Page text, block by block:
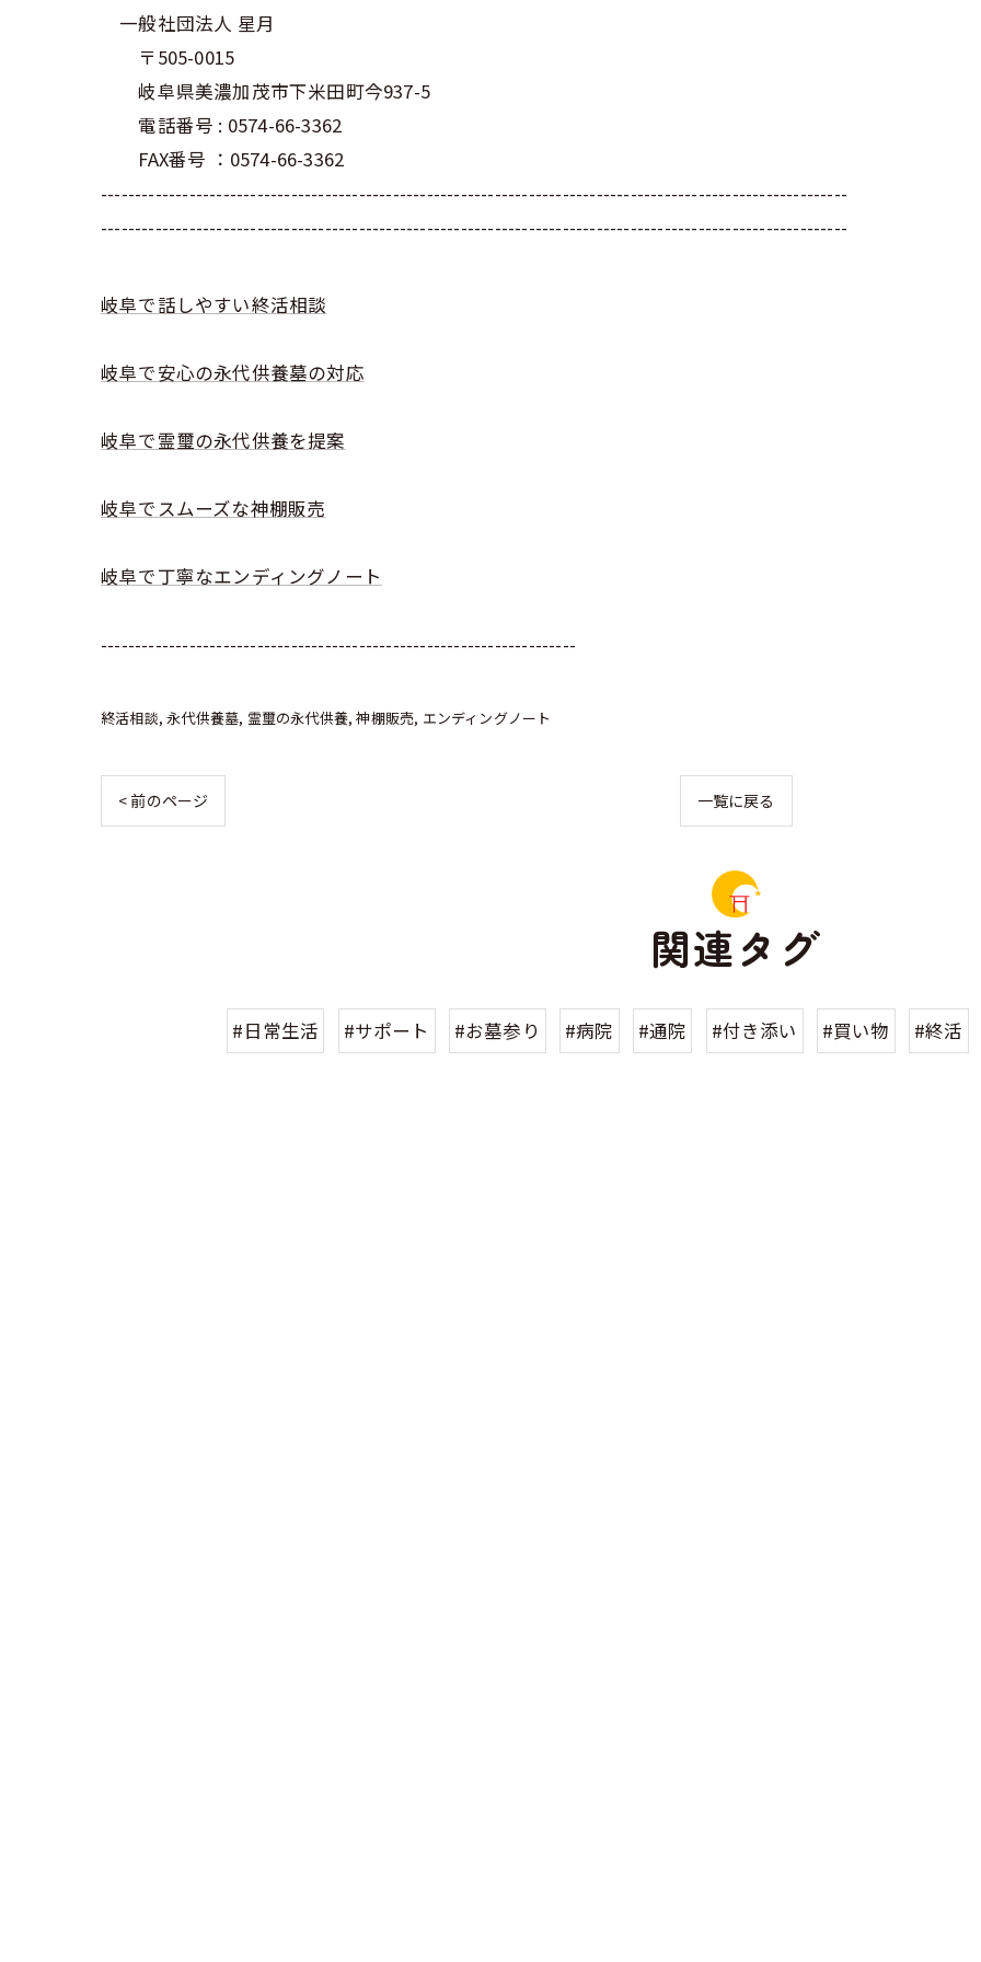
一般社団法人 星月
〒505-0015
岐阜県美濃加茂市下米田町今937-5
電話番号 : 0574-66-3362
FAX番号 ：0574-66-3362
--------------------------------------------------------------------------------------------------------------
--------------------------------------------------------------------------------------------------------------
岐阜で話しやすい終活相談
岐阜で安心の永代供養墓の対応
岐阜で霊璽の永代供養を提案
岐阜でスムーズな神棚販売
岐阜で丁寧なエンディングノート
----------------------------------------------------------------------
終活相談 永代供養墓 霊璽の永代供養 神棚販売 エンディングノート
< 前のページ 一覧に戻る
関連タグ
#日常生活 #サポート #お墓参り #病院 #通院 #付き添い #買い物 #終活